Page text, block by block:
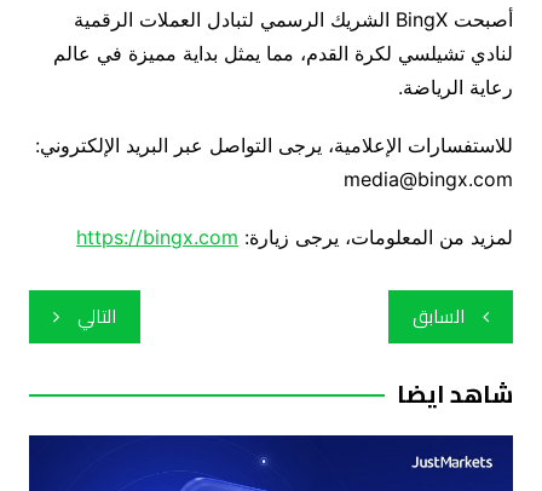
أصبحت BingX الشريك الرسمي لتبادل العملات الرقمية
لنادي تشيلسي لكرة القدم، مما يمثل بداية مميزة في عالم
رعاية الرياضة.
للاستفسارات الإعلامية، يرجى التواصل عبر البريد الإلكتروني:
media@bingx.com
لمزيد من المعلومات، يرجى زيارة: https://bingx.com
تصفّح
المقالات
السابق التالي
شاهد ايضا